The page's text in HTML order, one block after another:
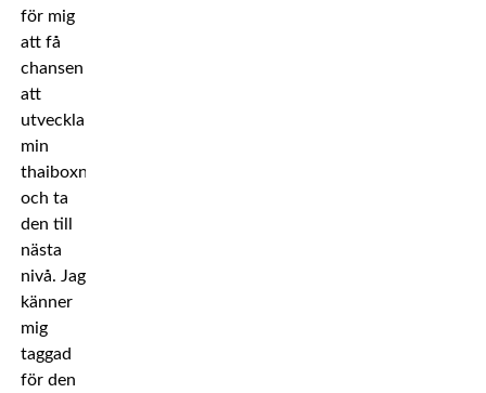
för mig
att få
chansen
att
utveckla
min
thaiboxning
och ta
den till
nästa
nivå. Jag
känner
mig
taggad
för den